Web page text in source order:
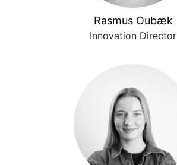
Rasmus Oubæk
Innovation Director